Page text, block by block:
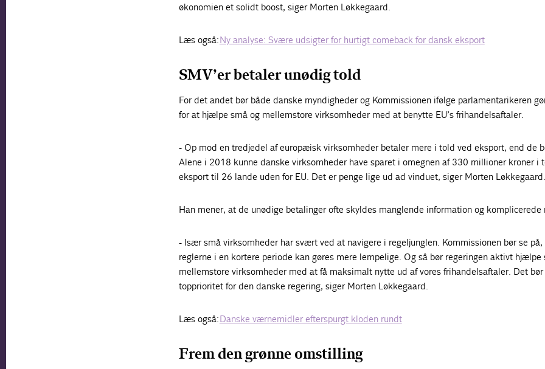
økonomien et solidt boost, siger Morten Løkkegaard.
Læs også:Ny analyse: Svære udsigter for hurtigt comeback for dansk eksport
SMV’er betaler unødig told
For det andet bør både danske myndigheder og Kommissionen ifølge parlamentarikeren
for at hjælpe små og mellemstore virksomheder med at benytte EU’s frihandelsaftaler.
- Op mod en tredjedel af europæisk virksomheder betaler mere i told ved eksport, end de
Alene i 2018 kunne danske virksomheder have sparet i omegnen af 330 millioner kroner i
eksport til 26 lande uden for EU. Det er penge lige ud ad vinduet, siger Morten Løkkegaard.
Han mener, at de unødige betalinger ofte skyldes manglende information og komplicerede
- Især små virksomheder har svært ved at navigere i regeljunglen. Kommissionen bør se på,
reglerne i en kortere periode kan gøres mere lempelige. Og så bør regeringen aktivt hjælpe
mellemstore virksomheder med at få maksimalt nytte ud af vores frihandelsaftaler. Det
topprioritet for den danske regering, siger Morten Løkkegaard.
Læs også:Danske værnemidler efterspurgt kloden rundt
Frem den grønne omstilling